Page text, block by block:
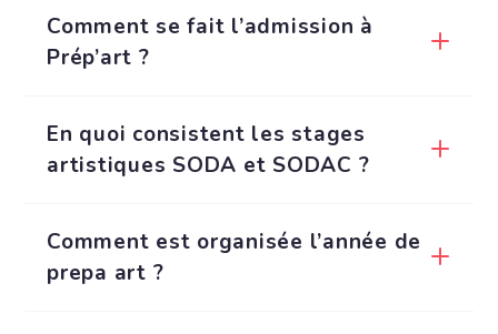
Comment se fait l’admission à
Prép’art ?
En quoi consistent les stages
artistiques SODA et SODAC ?
Comment est organisée l’année de
prepa art ?